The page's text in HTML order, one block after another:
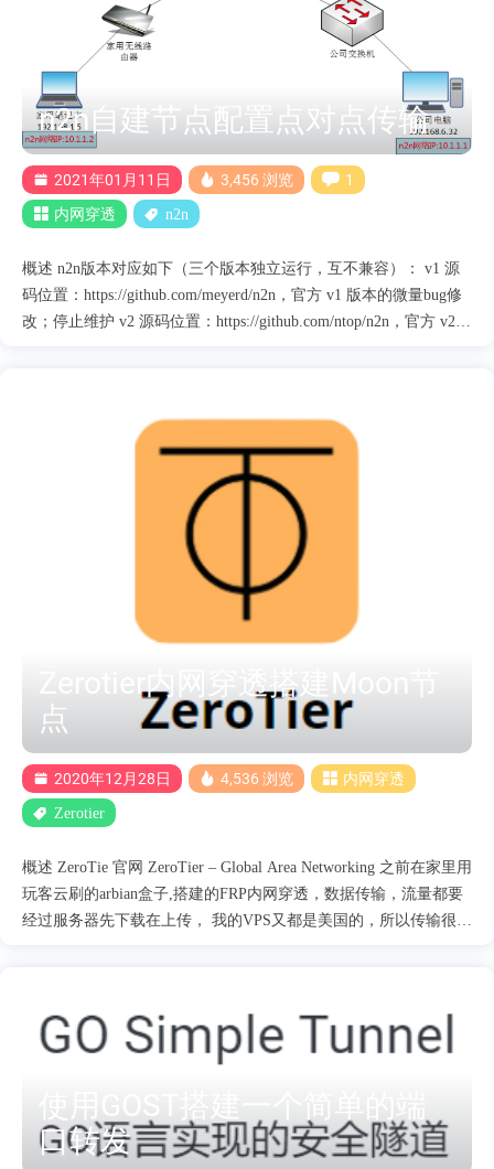
里的网络情况如下 当然，公司是我自己接了一级路由后的结果，
毕竟公司的路由器不受我控制。我在公司的内网网段是
192.168.88.0/24,在家的内网网段是192.168.99.0/24，最终的效果就
是我在公司可以直接用IP访问192.168.99.0/24网段的设备，在家可
以用IP直接访问192.16....
n2n自建节点配置点对点传输
2021年01月11日 3,456 浏览 1
内网穿透 n2n
概述 n2n版本对应如下（三个版本独立运行，互不兼容）： v1 源
码位置：https://github.com/meyerd/n2n，官方 v1 版本的微量bug修
改；停止维护 v2 源码位置：https://github.com/ntop/n2n，官方 v2
6-10 以后的 supernode，配合那之后的 edge，直连成功率与 V2s 相
当 (仅局域网内不及) 3. autoip：使用 v2.7.0.r523，v2.7.0.r525，
v2.9.0，能够让 supernode 给 edge 分配 n2n ip 。但 v2.9.0 与 v2 不
再兼容，v3.0 即将出世 有大佬编译好的各个版本：
https://github.com/lucktu/n2n 来自好运博客：http://www.lucktu.com/
一个专门介绍使用N2N和各种内....
Zerotier内网穿透搭建Moon节
点
2020年12月28日 4,536 浏览 内网穿透
Zerotier
概述 ZeroTie 官网 ZeroTier – Global Area Networking 之前在家里用
玩客云刷的arbian盒子,搭建的FRP内网穿透，数据传输，流量都要
经过服务器先下载在上传， 我的VPS又都是美国的，所以传输很不
电脑都配置好，我ping了下配置好的家里盒子 IP，10ms以内，也就
是说两边是直连的，不经过中转，然后连接盒子的SSH那丝滑没有
营商之间可能会不太理想 搭建Moon节点可以帮助我们的设备之间
更好的进行连接。 本篇只介绍Moon节点搭建，需要先会配置和使
口转发